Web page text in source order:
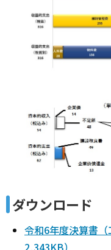
ダウンロード
令和6年度決算書